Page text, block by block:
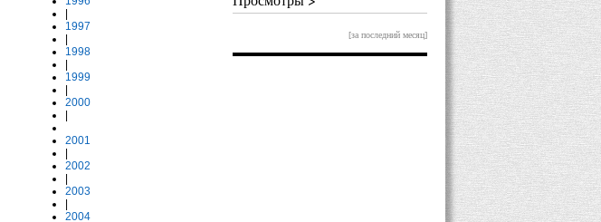
1997
1998
1999
2000
2001
2002
2003
2004
[за последний месяц]